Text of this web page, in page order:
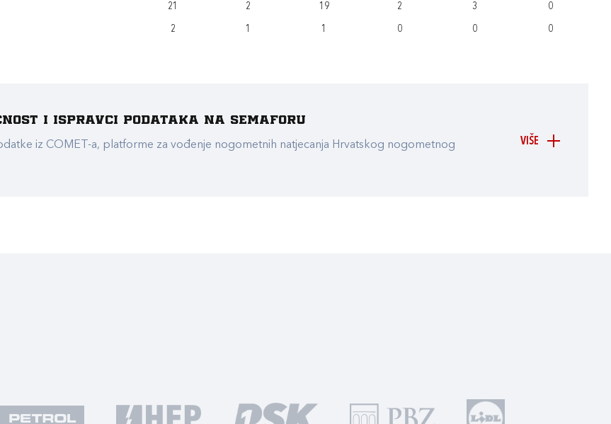
21 2 19 2 3 0
2 1 1 0 0 0
VIŠE
i ispravci podataka na Semaforu
iz COMET-a, platforme za vođenje nogometnih natjecanja Hrvatskog nogometnog